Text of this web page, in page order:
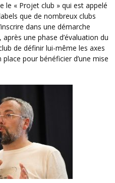
le « Projet club » qui est appelé
que de nombreux clubs
dans une démarche
une phase d’évaluation du
de définir lui-même les axes
pour bénéficier d’une mise